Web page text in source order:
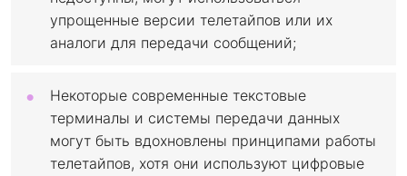
упрощенные версии телетайпов или их
аналоги для передачи сообщений;
Некоторые современные текстовые
терминалы и системы передачи данных
могут быть вдохновлены принципами работы
телетайпов, хотя они используют цифровые